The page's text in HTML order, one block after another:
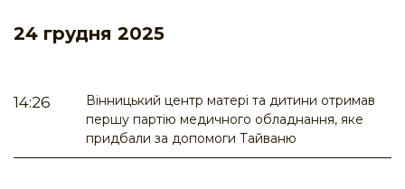
24 грудня 2025
14:26
Вінницький центр матері та дитини отримав
першу партію медичного обладнання, яке
придбали за допомоги Тайваню